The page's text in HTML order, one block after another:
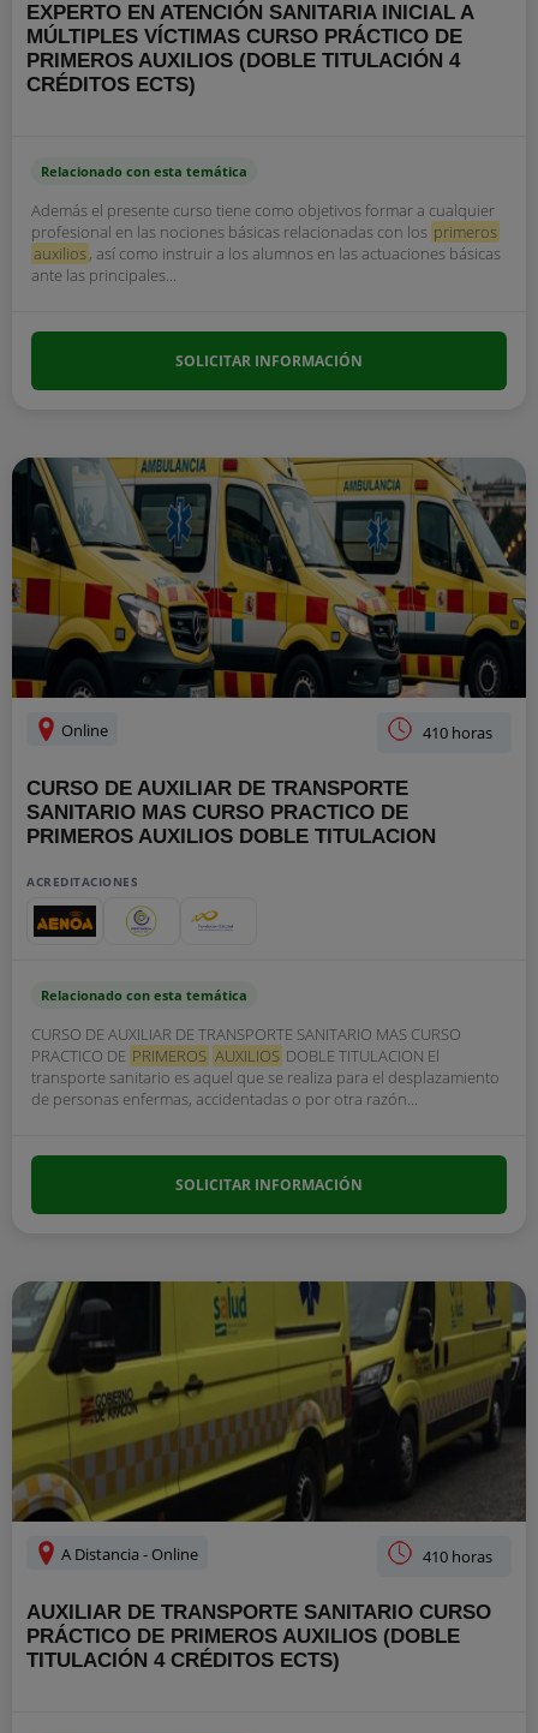
EXPERTO EN ATENCIÓN SANITARIA INICIAL A
MÚLTIPLES VÍCTIMAS CURSO PRÁCTICO DE
PRIMEROS AUXILIOS (DOBLE TITULACIÓN 4
CRÉDITOS ECTS)
Relacionado con esta temática
Además el presente curso tiene como objetivos formar a cualquier
profesional en las nociones básicas relacionadas con los primeros
auxilios, así como instruir a los alumnos en las actuaciones básicas
ante las principales...
SOLICITAR INFORMACIÓN
Online 410 horas
CURSO DE AUXILIAR DE TRANSPORTE
SANITARIO MAS CURSO PRACTICO DE
PRIMEROS AUXILIOS DOBLE TITULACION
ACREDITACIONES
Relacionado con esta temática
CURSO DE AUXILIAR DE TRANSPORTE SANITARIO MAS CURSO
PRACTICO DE PRIMEROS AUXILIOS DOBLE TITULACION El
transporte sanitario es aquel que se realiza para el desplazamiento
de personas enfermas, accidentadas o por otra razón...
SOLICITAR INFORMACIÓN
A Distancia - Online 410 horas
AUXILIAR DE TRANSPORTE SANITARIO CURSO
PRÁCTICO DE PRIMEROS AUXILIOS (DOBLE
TITULACIÓN 4 CRÉDITOS ECTS)